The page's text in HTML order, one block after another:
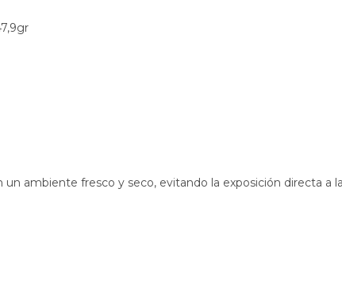
un ambiente fresco y seco, evitando la exposición directa a